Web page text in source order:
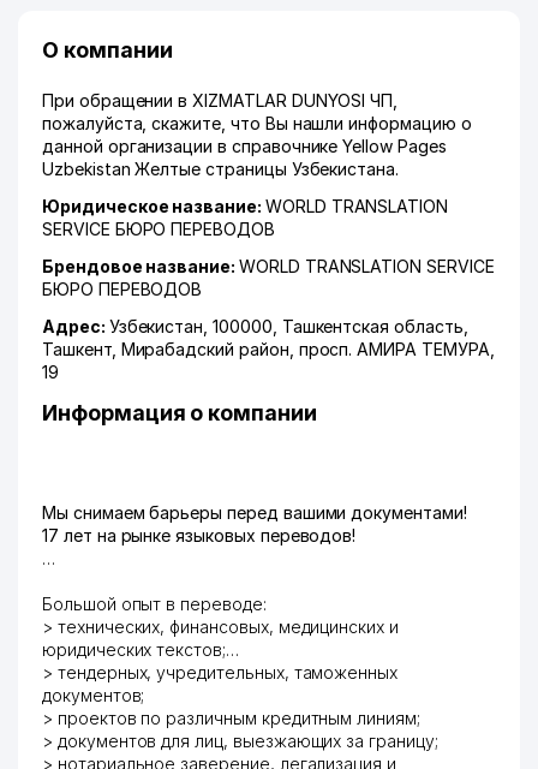
О компании
При обращении в XIZMATLAR DUNYOSI ЧП,
пожалуйста, скажите, что Вы нашли информацию о
данной организации в справочнике Yellow Pages
Uzbekistan Желтые страницы Узбекистана.
Юридическое название: WORLD TRANSLATION
SERVICE БЮРО ПЕРЕВОДОВ
Брендовое название: WORLD TRANSLATION SERVICE
БЮРО ПЕРЕВОДОВ
Адрес: Узбекистан, 100000, Ташкентская область
Ташкент, Мирабадский район просп. АМИРА ТЕМУРА
19
Информация о компании
Мы снимаем барьеры перед вашими документами!
17 лет на рынке языковых переводов!
Большой опыт в переводе:
> технических, финансовых, медицинских и
юридических текстов;
> тендерных, учредительных, таможенных
документов;
> проектов по различным кредитным линиям;
> документов для лиц, выезжающих за границу;
> нотариальное заверение, легализация и